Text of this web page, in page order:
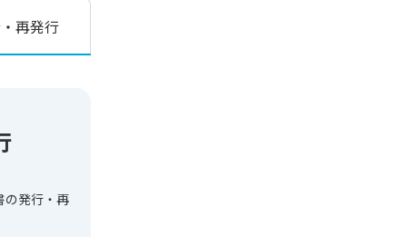
再発行
の発行・再